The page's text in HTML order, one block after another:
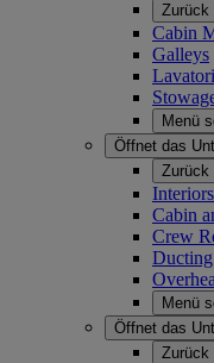
Zurück
Cabin
Galleys
Menü
Öffnet das
Zurück
Cabin
Crew
Menü
Öffnet das
Zurück